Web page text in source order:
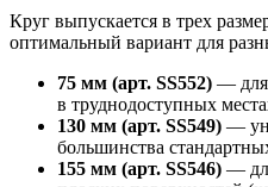
Круг выпускается в трех
оптимальный вариант для
75 мм (арт. SS552) — для
в труднодоступных
130 мм (арт. SS549) —
большинства
155 мм (арт. SS546) —